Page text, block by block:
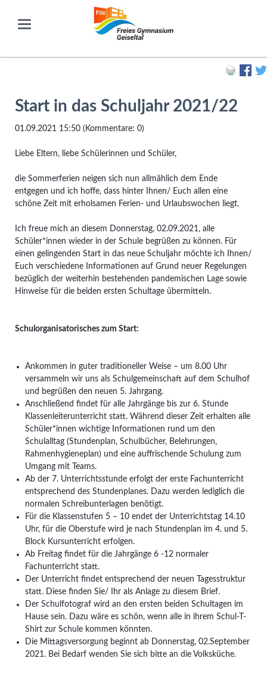
Start in das Schuljahr 2021/22
01.09.2021 15:50(Kommentare: 0)
Liebe Eltern, liebe Schülerinnen und Schüler,
die Sommerferien neigen sich nun allmählich dem Ende
entgegen und ich hoffe, dass hinter Ihnen/ Euch allen eine
schöne Zeit mit erholsamen Ferien- und Urlaubswochen liegt.
Ich freue mich an diesem Donnerstag, 02.09.2021, alle
Schüler*innen wieder in der Schule begrüßen zu können. Für
einen gelingenden Start in das neue Schuljahr möchte ich Ihnen/
Euch verschiedene Informationen auf Grund neuer Regelungen
bezüglich der weiterhin bestehenden pandemischen Lage sowie
Hinweise für die beiden ersten Schultage übermitteln.
Schulorganisatorisches zum Start:
Ankommen in guter traditioneller Weise – um 8.00 Uhr
versammeln wir uns als Schulgemeinschaft auf dem Schulhof
und begrüßen den neuen 5. Jahrgang.
Anschließend findet für alle Jahrgänge bis zur 6. Stunde
Klassenleiterunterricht statt. Während dieser Zeit erhalten alle
Schüler*innen wichtige Informationen rund um den
Schulalltag (Stundenplan, Schulbücher, Belehrungen,
Rahmenhygieneplan) und eine auffrischende Schulung zum
Umgang mit Teams.
Ab der 7. Unterrichtsstunde erfolgt der erste Fachunterricht
entsprechend des Stundenplanes. Dazu werden lediglich die
normalen Schreibunterlagen benötigt.
Für die Klassenstufen 5 – 10 endet der Unterrichtstag 14.10
Uhr, für die Oberstufe wird je nach Stundenplan im 4. und 5.
Block Kursunterricht erfolgen.
Ab Freitag findet für die Jahrgänge 6 -12 normaler
Fachunterricht statt.
Der Unterricht findet entsprechend der neuen Tagesstruktur
statt. Diese finden Sie/ Ihr als Anlage zu diesem Brief.
Der Schulfotograf wird an den ersten beiden Schultagen im
Hause sein. Dazu wäre es schön, wenn alle in ihrem Schul-T-
Shirt zur Schule kommen könnten.
Die Mittagsversorgung beginnt ab Donnerstag, 02.September
2021. Bei Bedarf wenden Sie sich bitte an die Volksküche.